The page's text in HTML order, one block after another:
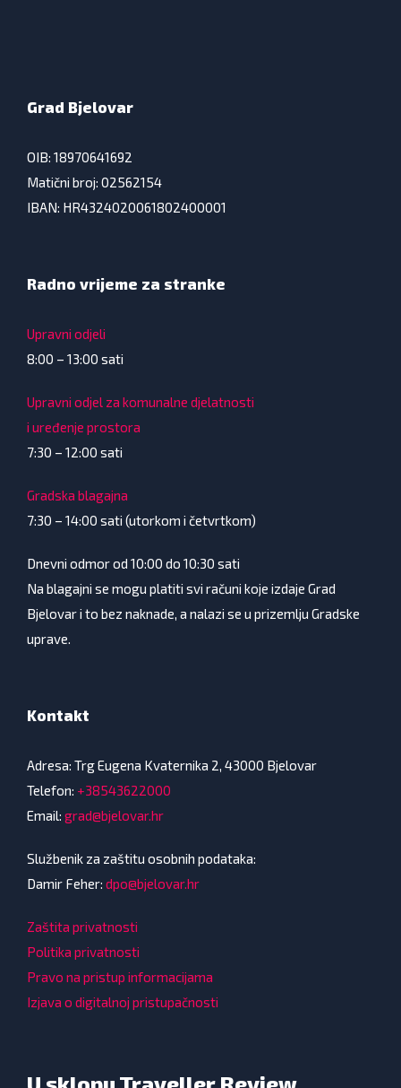
Grad Bjelovar
OIB: 18970641692
Matični broj: 02562154
IBAN: HR4324020061802400001
Radno vrijeme za stranke
Upravni odjeli
8:00 – 13:00 sati
Upravni odjel za komunalne djelatnosti
i uređenje prostora
7:30 – 12:00 sati
Gradska blagajna
7:30 – 14:00 sati (utorkom i četvrtkom)
Dnevni odmor od 10:00 do 10:30 sati
Na blagajni se mogu platiti svi računi koje izdaje Grad
Bjelovar i to bez naknade, a nalazi se u prizemlju Gradske
uprave.
Kontakt
Adresa: Trg Eugena Kvaternika 2, 43000 Bjelovar
Telefon: +38543622000
Email: grad@bjelovar.hr
Službenik za zaštitu osobnih podataka:
Damir Feher: dpo@bjelovar.hr
Zaštita privatnosti
Politika privatnosti
Pravo na pristup informacijama
Izjava o digitalnoj pristupačnosti